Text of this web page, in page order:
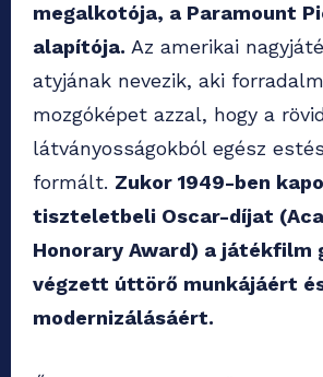
megalkotója, a Paramount
alapítója. Az amerikai
atyjának nevezik, aki
mozgóképet azzal, hogy a
látványosságokból egész
formált. Zukor 1949-ben
tiszteletbeli Oscar-díjat
Honorary Award) a játékfilm
végzett úttörő munkájáért
modernizálásáért.